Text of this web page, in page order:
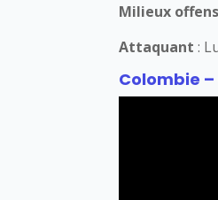
Milieux
Attaquant :
Colombie